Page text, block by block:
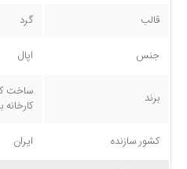
قالب گرد
جنس اپال
برند
ساخت
کشور سازنده ایران